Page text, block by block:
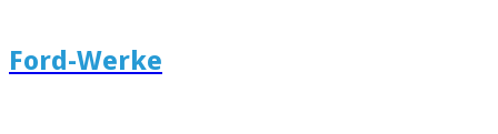
Ford-Werke